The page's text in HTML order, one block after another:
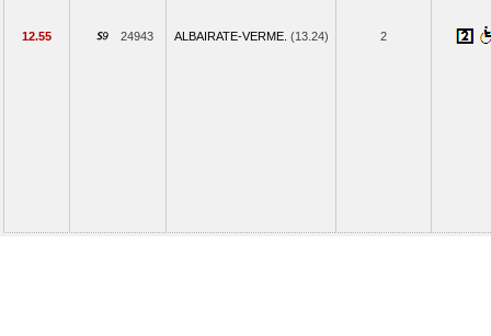
12.55 24943 ALBAIRATE-VERME. (13.24) 2